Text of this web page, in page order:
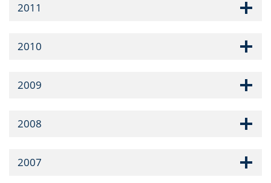
2011
2010
2009
2008
2007